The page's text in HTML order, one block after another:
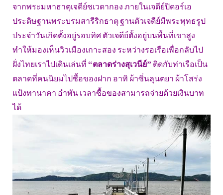
จากพระมหาธาตุเจดีย์ชเวดากอง ภายในเจดีย์ปิดอร์เอ
ประดิษฐานพระบรมสารีริกธาตุ ฐานตัวเจดีย์มีพระพุทธรูป
ประจำวันเกิดตั้งอยู่รอบทิศ ตัวเจดีย์ตั้งอยู่บนพื้นที่เขาสูง
ทำให้มองเห็นวิวเมืองเกาะสอง ระหว่างรอเรือเพื่อกลับไป
ฝั่งไทยเราไปเดินเล่นที่ “ตลาดร่างสุเวนีย์” ติดกับท่าเรือเป็น
ตลาดที่คนนิยมไปซื้อของฝาก อาทิ ผ้าซิ่นลุนตยา ผ้าโสร่ง
แป้งทานาคา อำพัน เวลาซื้อของสามารถจ่ายด้วยเงินบาท
ได้